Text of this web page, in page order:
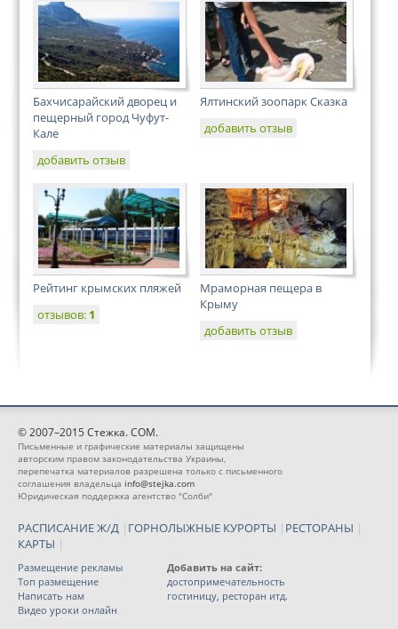
Бахчисарайский дворец и
пещерный город Чуфут-
Кале
добавить отзыв
Ялтинский зоопарк Сказка
добавить отзыв
Рейтинг крымских пляжей
отзывов: 1
Мраморная пещера в
Крыму
добавить отзыв
© 2007–2015 Стежка. COM.
Письменные и графические материалы защищены
авторским правом законодательства Украины,
перепечатка материалов разрешена только с письменного
соглашения владельца info@stejka.com
Юридическая поддержка агентство "Солби"
РАСПИСАНИЕ Ж/Д | ГОРНОЛЫЖНЫЕ КУРОРТЫ | РЕСТОРАНЫ |
КАРТЫ |
Размещение рекламы
Топ размещение
Написать нам
Видео уроки онлайн
Добавить на сайт:
достопримечательность
гостиницу, ресторан итд.